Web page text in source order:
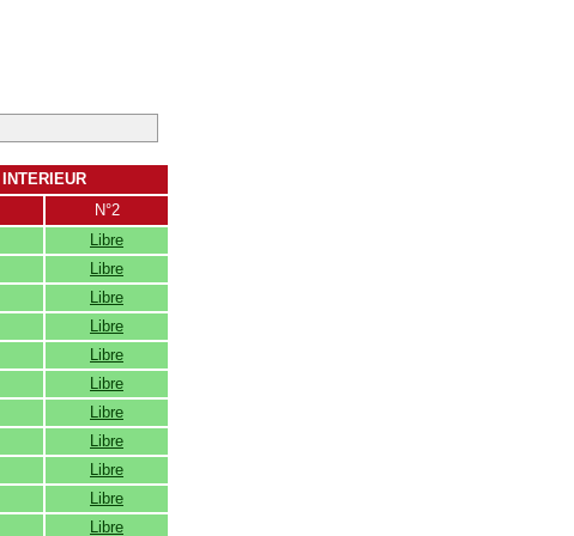
INTERIEUR
N°2
Libre
Libre
Libre
Libre
Libre
Libre
Libre
Libre
Libre
Libre
Libre